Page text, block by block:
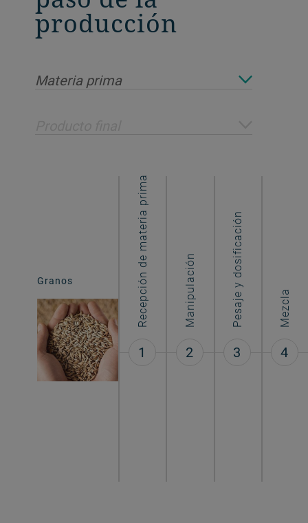
producción
Materia prima
Granos Recepción de materia prima
1
Manipulación
2
Pesaje y dosificación
3
Mezcla
4
Pienso para